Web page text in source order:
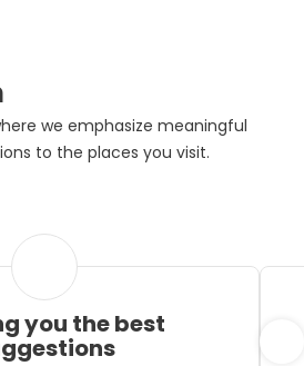
we emphasize meaningful
to the places you visit.
you the best